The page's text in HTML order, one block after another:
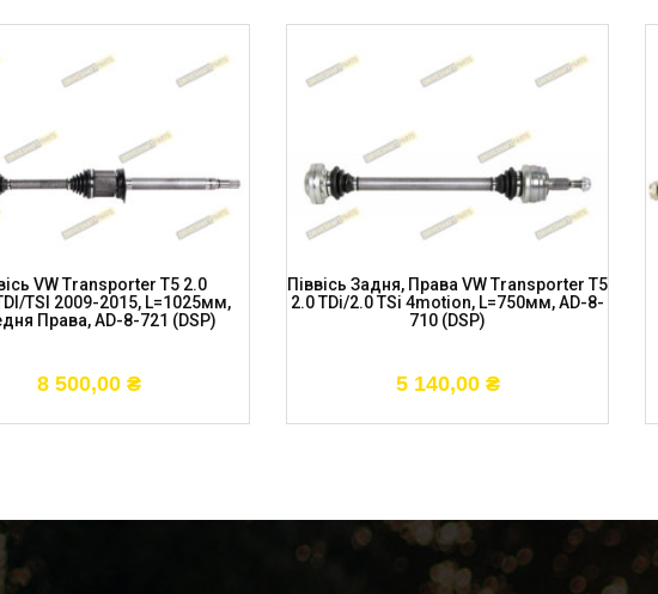
VW Transporter T5 2.0
TSI 2009-2015, L=1025мм,
Права, AD-8-721 (DSP)
8 500,00 ₴
Піввісь Задня, Права VW Transporter T5
2.0 TDi/2.0 TSi 4motion, L=750мм, AD-8-
710 (DSP)
5 140,00 ₴